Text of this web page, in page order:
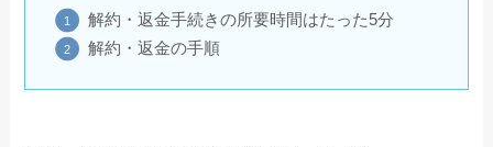
解約・返金手続きの所要時間はたった5分
解約・返金の手順